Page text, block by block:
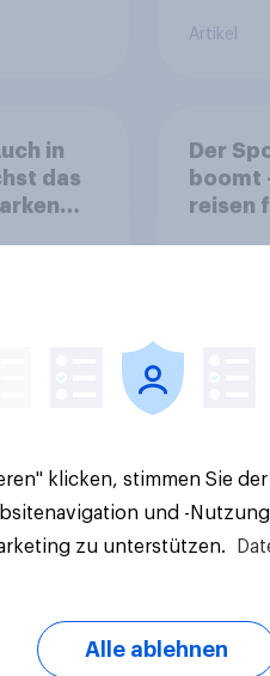
Artikel
in
das
Der
boomt
reisen
Artikel
klicken, stimmen Sie
und -
zu unterstützen.
Alle ablehnen